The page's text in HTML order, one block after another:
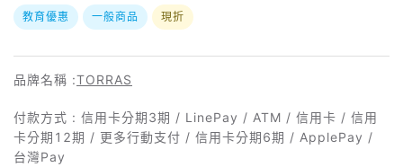
教育優惠 一般商品 現折
品牌名稱 :TORRAS
付款方式 : 信用卡分期3期 / LinePay / ATM / 信用卡 / 信用
卡分期12期 / 更多行動支付 / 信用卡分期6期 / ApplePay /
台灣Pay